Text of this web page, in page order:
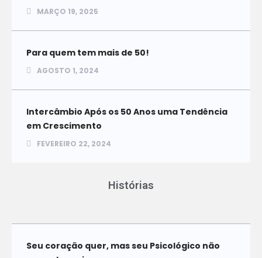
MARÇO 19, 2025
Para quem tem mais de 50!
AGOSTO 1, 2024
Intercâmbio Após os 50 Anos uma Tendência
em Crescimento
FEVEREIRO 22, 2024
Histórias
Seu coração quer, mas seu Psicológico não